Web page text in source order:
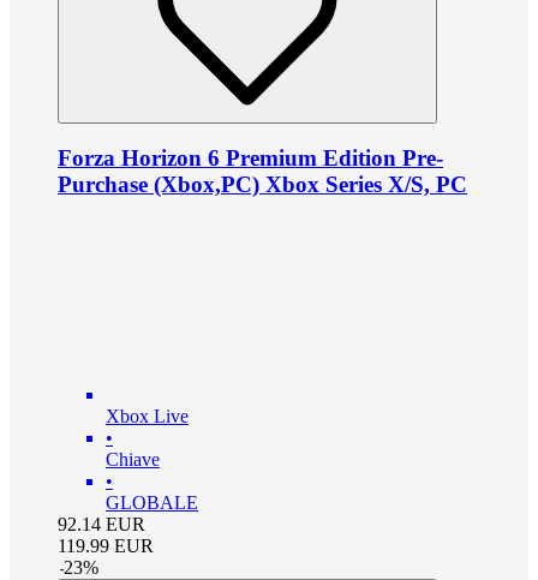
Forza Horizon 6 Premium Edition Pre-
Purchase (Xbox,PC) Xbox Series X/S, PC
Xbox Live
•
Chiave
•
GLOBALE
92.14 EUR
119.99 EUR
-23%